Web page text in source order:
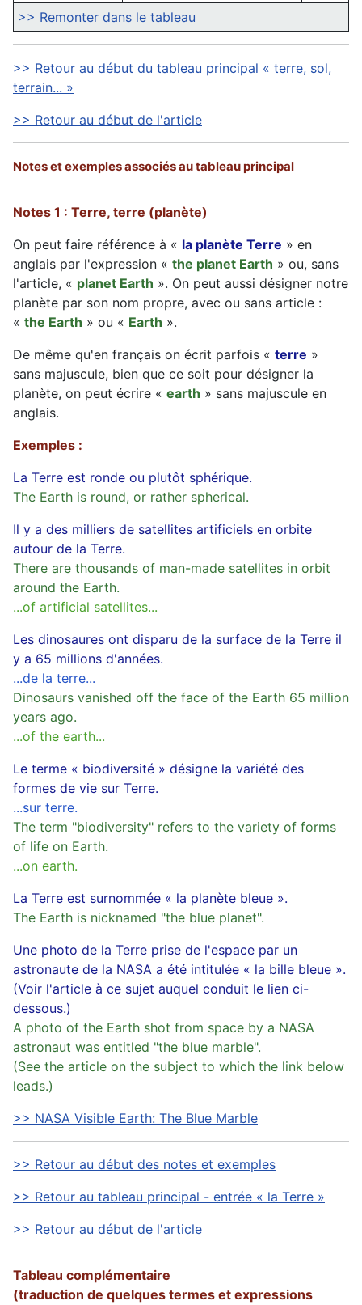
>> Remonter dans le tableau
>> Retour au début du tableau principal « terre, sol,
terrain... »
>> Retour au début de l'article
Notes et exemples associés au tableau principal
Notes 1 : Terre, terre (planète)
On peut faire référence à « la planète Terre » en
anglais par l'expression « the planet Earth » ou, sans
l'article, « planet Earth ». On peut aussi désigner notre
planète par son nom propre, avec ou sans article :
« the Earth » ou « Earth ».
De même qu'en français on écrit parfois « terre »
sans majuscule, bien que ce soit pour désigner la
planète, on peut écrire « earth » sans majuscule en
anglais.
Exemples :
La Terre est ronde ou plutôt sphérique.
The Earth is round, or rather spherical.
Il y a des milliers de satellites artificiels en orbite
autour de la Terre.
There are thousands of man-made satellites in orbit
around the Earth.
...of artificial satellites...
Les dinosaures ont disparu de la surface de la Terre il
y a 65 millions d'années.
...de la terre...
Dinosaurs vanished off the face of the Earth 65 million
years ago.
...of the earth...
Le terme « biodiversité » désigne la variété des
formes de vie sur Terre.
...sur terre.
The term "biodiversity" refers to the variety of forms
of life on Earth.
...on earth.
La Terre est surnommée « la planète bleue ».
The Earth is nicknamed "the blue planet".
Une photo de la Terre prise de l'espace par un
astronaute de la NASA a été intitulée « la bille bleue ».
(Voir l'article à ce sujet auquel conduit le lien ci-
dessous.)
A photo of the Earth shot from space by a NASA
astronaut was entitled "the blue marble".
(See the article on the subject to which the link below
leads.)
>> NASA Visible Earth: The Blue Marble
>> Retour au début des notes et exemples
>> Retour au tableau principal - entrée « la Terre »
>> Retour au début de l'article
Tableau complémentaire
(traduction de quelques termes et expressions